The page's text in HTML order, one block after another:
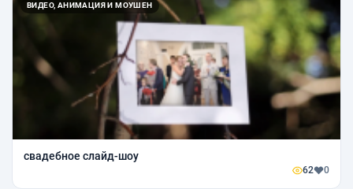
ВИДЕО, АНИМАЦИЯ И МОУШЕН
свадебное слайд-шоу
62 0